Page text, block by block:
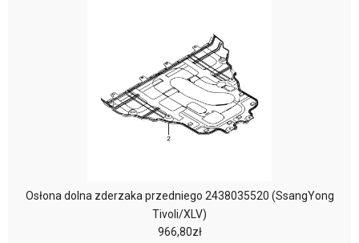
Osłona dolna zderzaka przedniego 2438035520 (SsangYong
Tivoli/XLV)
966,80zł